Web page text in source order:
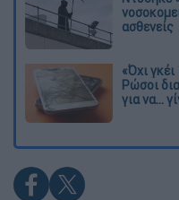
ασθενείς
«Όχι
Ρώσοι
για να...